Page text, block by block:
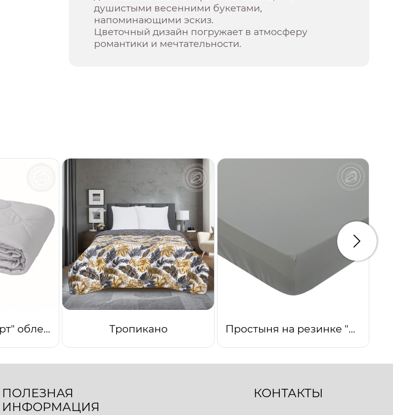
душистыми весенними букетами,
напоминающими эскиз.
Цветочный дизайн погружает в атмосферу
романтики и мечтательности.
Одеяло "Комфорт" облегченное (светло-серый) Тропикано Простыня на резинке "Серебро"
ПОЛЕЗНАЯ
ИНФОРМАЦИЯ
КОНТАКТЫ